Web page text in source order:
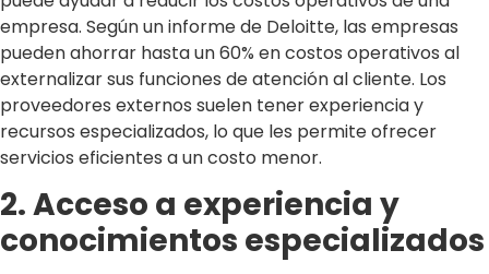
empresa. Según un informe de Deloitte, las empresas
pueden ahorrar hasta un 60% en costos operativos al
externalizar sus funciones de atención al cliente. Los
proveedores externos suelen tener experiencia y
recursos especializados, lo que les permite ofrecer
servicios eficientes a un costo menor.
2. Acceso a experiencia y
conocimientos especializados